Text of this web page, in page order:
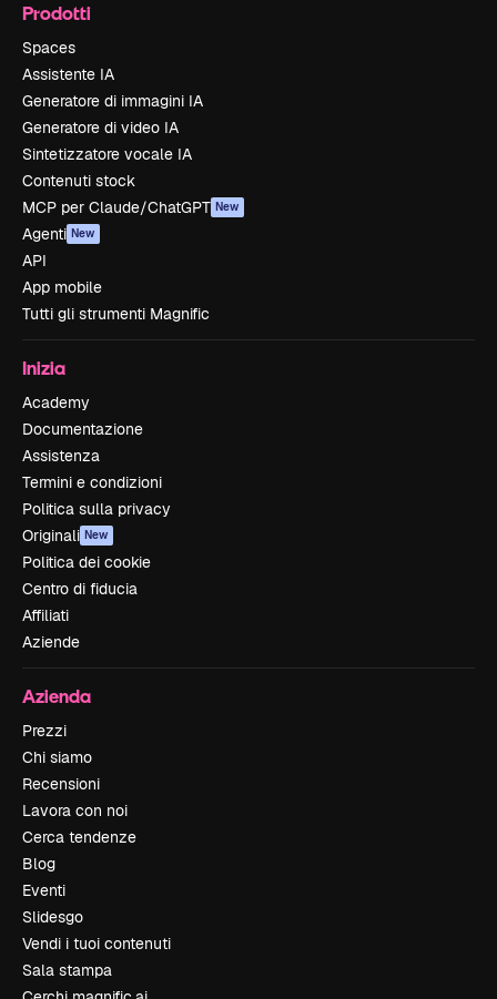
Prodotti
Spaces
Assistente IA
Generatore di immagini IA
Generatore di video IA
Sintetizzatore vocale IA
Contenuti stock
MCP per Claude/ChatGPT New
Agenti New
API
App mobile
Tutti gli strumenti Magnific
Inizia
Academy
Documentazione
Assistenza
Termini e condizioni
Politica sulla privacy
Originali New
Politica dei cookie
Centro di fiducia
Affiliati
Aziende
Azienda
Prezzi
Chi siamo
Recensioni
Lavora con noi
Cerca tendenze
Blog
Eventi
Slidesgo
Vendi i tuoi contenuti
Sala stampa